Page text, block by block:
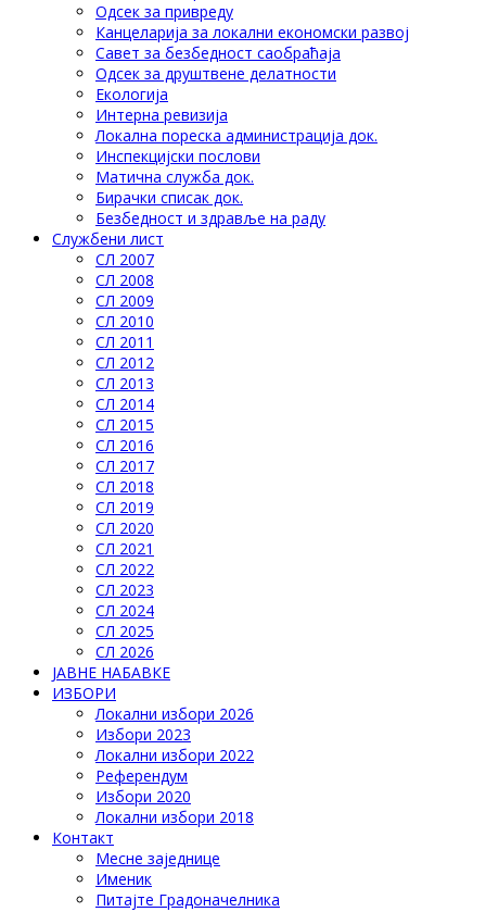
Одсек за привреду
Канцеларија за локални економски развој
Савет за безбедност саобраћаја
Одсек за друштвене делатности
Eкологија
Интерна ревизија
Локална пореска администрација док.
Инспекцијски послови
Матична служба док.
Бирачки списак док.
Безбедност и здравље на раду
Службени лист
СЛ 2007
СЛ 2008
СЛ 2009
СЛ 2010
СЛ 2011
СЛ 2012
СЛ 2013
СЛ 2014
СЛ 2015
СЛ 2016
СЛ 2017
СЛ 2018
СЛ 2019
СЛ 2020
СЛ 2021
СЛ 2022
СЛ 2023
СЛ 2024
СЛ 2025
СЛ 2026
ЈАВНЕ НАБАВКЕ
ИЗБОРИ
Локални избори 2026
Избори 2023
Локални избори 2022
Референдум
Избори 2020
Локални избори 2018
Контакт
Месне заједнице
Именик
Питајте Градоначелника